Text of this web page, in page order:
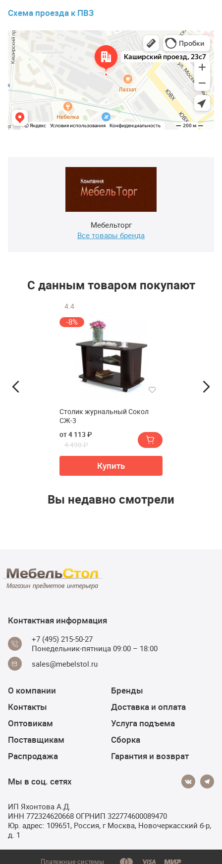
Схема проезда к ПВЗ
Мебельторг
Все товары бренда
С данным товаром покупают
4.4
-8%
Столик журнальный Сокол
СЖ-3
от 4 113 ₽
4 490 ₽
Купить
Вы недавно смотрели
Контактная информация
+7 (495) 215-50-27
Понедельник-пятница 09:00 – 18:00
sales@mebelstol.ru
О компании
Контакты
Оптовикам
Поставщикам
Распродажа
Бренды
Доставка и оплата
Услуга подъема
Сборка
Гарантия и возврат
Мы в соц. сетях
ИП Яхонтова А.Д.
ИНН 772324620668 ОГРНИП 322774600089470
Юр. адрес: 109651, Россия, г Москва, Новочеркасский б-р,
д. 1
Платежные системы